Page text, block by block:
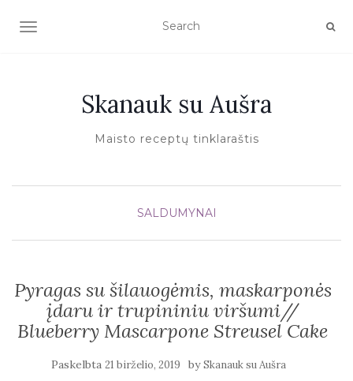
TOGGLE NAVIGATION
Skanauk su Aušra
Maisto receptų tinklaraštis
SALDUMYNAI
Pyragas su šilauogėmis, maskarponės
įdaru ir trupininiu viršumi//
Blueberry Mascarpone Streusel Cake
Paskelbta 21 birželio, 2019 bySkanauk su Aušra